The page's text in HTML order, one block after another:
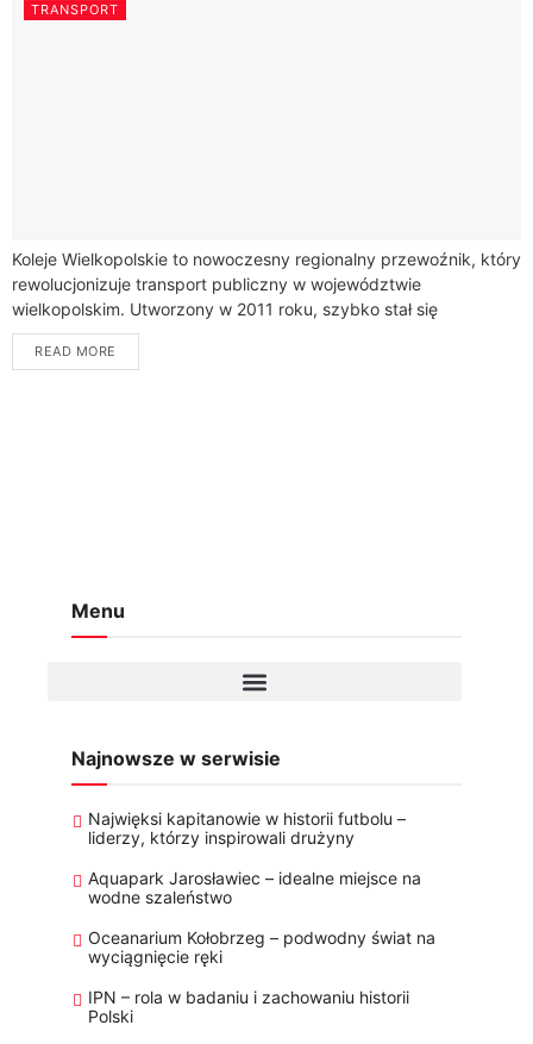
TRANSPORT
Koleje Wielkopolskie to nowoczesny regionalny przewoźnik, który
rewolucjonizuje transport publiczny w województwie
wielkopolskim. Utworzony w 2011 roku, szybko stał się
kluczowym ogniwem komunikacji w regionie.Nasza firma oferuje
kompleksowe rozwiązania transportowe,...
READ MORE
Menu
Najnowsze w serwisie
Najwięksi kapitanowie w historii futbolu –
liderzy, którzy inspirowali drużyny
Aquapark Jarosławiec – idealne miejsce na
wodne szaleństwo
Oceanarium Kołobrzeg – podwodny świat na
wyciągnięcie ręki
IPN – rola w badaniu i zachowaniu historii
Polski